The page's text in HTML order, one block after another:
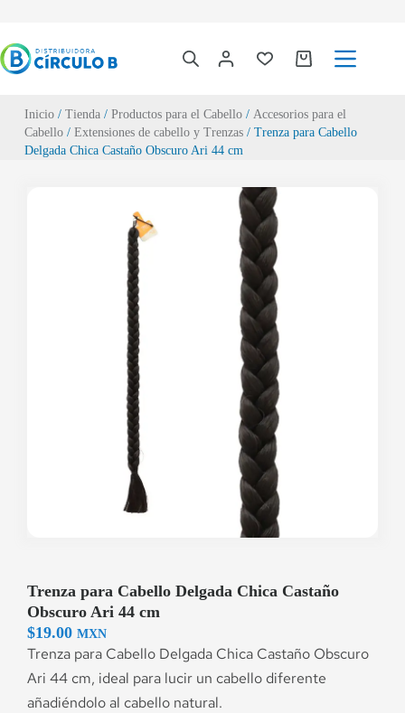
Inicio/ Tienda/ Productos para el Cabello/ Accesorios para el
Cabello/ Extensiones de cabello y Trenzas/ Trenza para Cabello
Delgada Chica Castaño Obscuro Ari 44 cm
Trenza para Cabello Delgada Chica Castaño
Obscuro Ari 44 cm
$19.00 MXN
Trenza para Cabello Delgada Chica Castaño Obscuro
Ari 44 cm, ideal para lucir un cabello diferente
añadiéndolo al cabello natural.